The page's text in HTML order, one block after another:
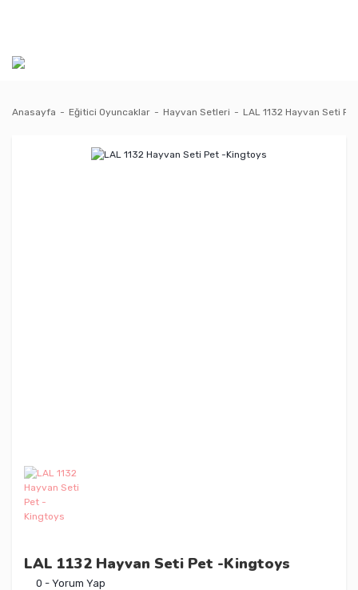
Anasayfa Eğitici Oyuncaklar Hayvan Setleri LAL 1132 Hayvan Seti
LAL 1132 Hayvan Seti Pet -Kingtoys
0 - Yorum Yap